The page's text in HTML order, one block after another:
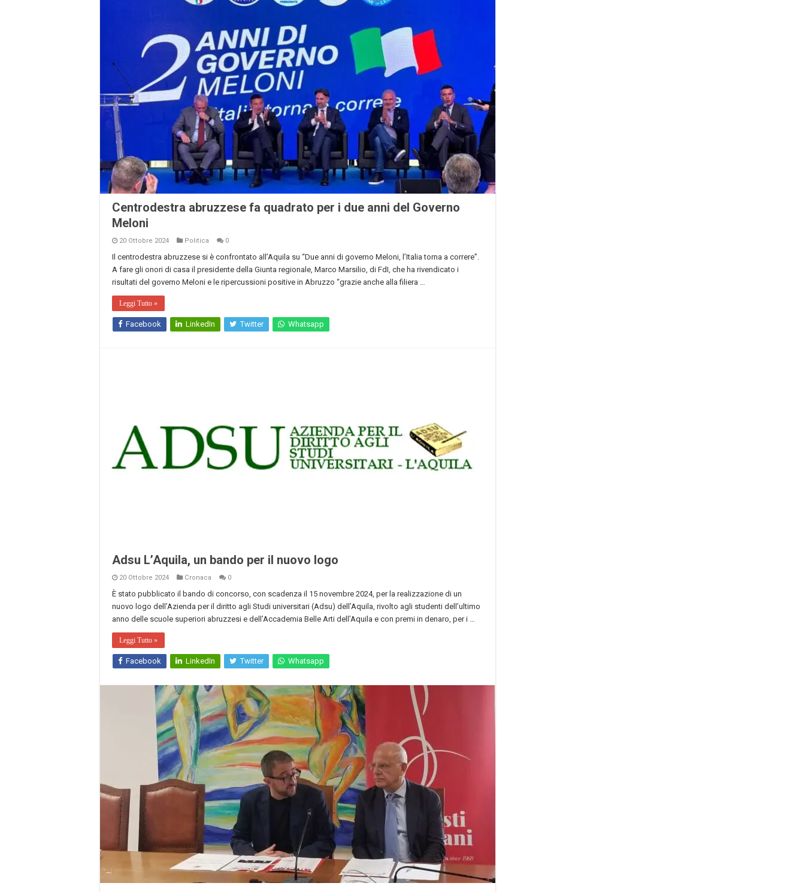
Centrodestra abruzzese fa quadrato per i due anni del Governo
Meloni
20 Ottobre 2024 Politica 0
Il centrodestra abruzzese si è confrontato all’Aquila su “Due anni di governo Meloni, l’Italia torna a correre”.
A fare gli onori di casa il presidente della Giunta regionale, Marco Marsilio, di FdI, che ha rivendicato i
risultati del governo Meloni e le ripercussioni positive in Abruzzo “grazie anche alla filiera …
Leggi Tutto »
Facebook LinkedIn Twitter Whatsapp
Adsu L’Aquila, un bando per il nuovo logo
20 Ottobre 2024 Cronaca 0
È stato pubblicato il bando di concorso, con scadenza il 15 novembre 2024, per la realizzazione di un
nuovo logo dell’Azienda per il diritto agli Studi universitari (Adsu) dell’Aquila, rivolto agli studenti dell’ultimo
anno delle scuole superiori abruzzesi e dell’Accademia Belle Arti dell’Aquila e con premi in denaro, per i …
Leggi Tutto »
Facebook LinkedIn Twitter Whatsapp